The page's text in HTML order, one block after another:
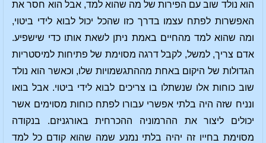
הוא נולד שוב עם הפירות של מה שהוא למד, אבל הוא חסר את
האפשרות לפתח עצמו בדרך כזו שהכל יכול לבוא לידי ביטוי,
ומה שהוא למד מהחיים באמת ניתן לשאת אותו כדי שישפיע.
אדם צריך, למשל, לקבל דרגה מסוימת של פתיחות למיסטריות
הגדולות של היקום באחת מההתגשמויות שלו, וכאשר הוא נולד
שוב כוחות אלו שנשתלו בו צריכים לבוא לידי ביטוי. אבל בואו
ונניח שזה היה בלתי אפשרי עבורו לפתח כוחות מסוימים אשר
יכולים ליצור את ההרמוניה ההכרחית באורגניזם. בנקודה
מסוימת בחייו זה יהיה בלתי נמנע שמה שהוא קודם כל למד